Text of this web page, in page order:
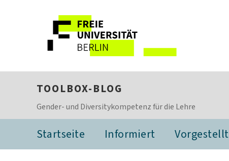
TOOLBOX-BLOG
Gender- und Diversitykompetenz für die Lehre
Startseite Informiert Vorgestellt